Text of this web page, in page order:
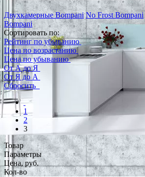
Двухкамерные Bompani No Frost Bompani
Bompani
Сортировать по:
Рейтинг по убыванию
Цена по возрастанию
Цена по убыванию
От А до Я
От Я до А
Сбросить
1
2
3
Товар
Параметры
Цена, руб.
Кол-во